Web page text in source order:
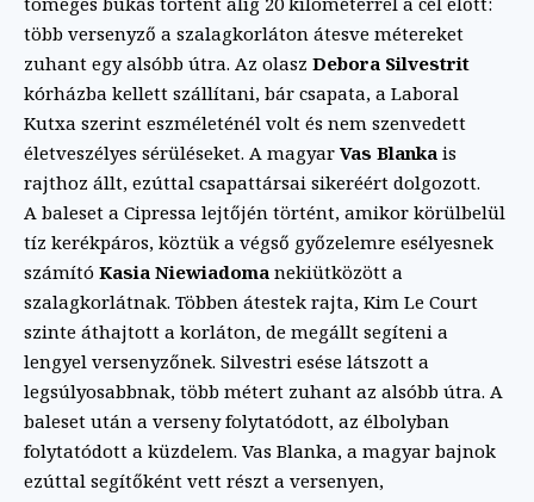
több versenyző a szalagkorláton átesve métereket
zuhant egy alsóbb útra. Az olasz Debora Silvestrit
kórházba kellett szállítani, bár csapata, a Laboral
Kutxa szerint eszméleténél volt és nem szenvedett
életveszélyes sérüléseket. A magyar Vas Blanka is
rajthoz állt, ezúttal csapattársai sikeréért dolgozott.
A baleset a Cipressa lejtőjén történt, amikor körülbelül
tíz kerékpáros, köztük a végső győzelemre esélyesnek
számító Kasia Niewiadoma nekiütközött a
szalagkorlátnak. Többen átestek rajta, Kim Le Court
szinte áthajtott a korláton, de megállt segíteni a
lengyel versenyzőnek. Silvestri esése látszott a
legsúlyosabbnak, több métert zuhant az alsóbb útra. A
baleset után a verseny folytatódott, az élbolyban
folytatódott a küzdelem. Vas Blanka, a magyar bajnok
ezúttal segítőként vett részt a versenyen,